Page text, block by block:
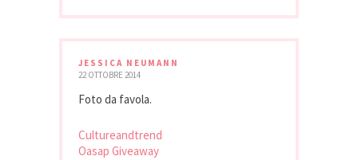
JESSICA NEUMANN
22 OTTOBRE 2014
Foto da favola.
Cultureandtrend
Oasap Giveaway